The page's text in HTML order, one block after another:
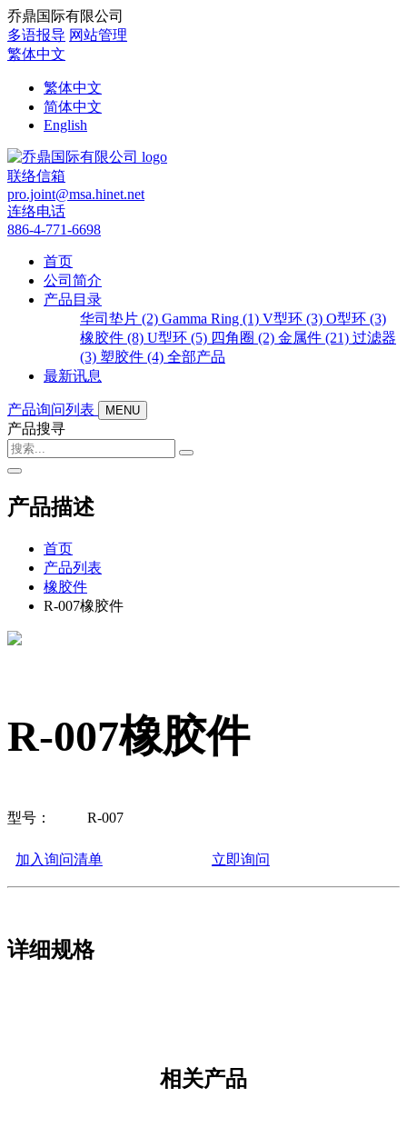
乔鼎国际有限公司
多语报导 网站管理
繁体中文
繁体中文
简体中文
English
联络信箱
pro.joint@msa.hinet.net
连络电话
886-4-771-6698
首页
公司简介
产品目录
华司垫片 (2) Gamma Ring (1) V型环 (3) O型环 (3)
橡胶件 (8) U型环 (5) 四角圈 (2) 金属件 (21) 过滤器
(3) 塑胶件 (4) 全部产品
最新讯息
产品询问列表 MENU
产品搜寻
产品描述
首页
产品列表
橡胶件
R-007橡胶件
R-007橡胶件
型号： R-007
加入询问清单 立即询问
详细规格
相关产品